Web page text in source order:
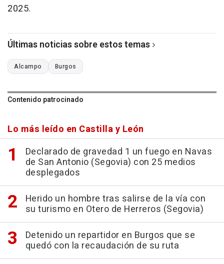
2025.
Últimas noticias sobre estos temas
Alcampo Burgos
Contenido patrocinado
Lo más leído en Castilla y León
Declarado de gravedad 1 un fuego en Navas
de San Antonio (Segovia) con 25 medios
desplegados
Herido un hombre tras salirse de la vía con
su turismo en Otero de Herreros (Segovia)
Detenido un repartidor en Burgos que se
quedó con la recaudación de su ruta